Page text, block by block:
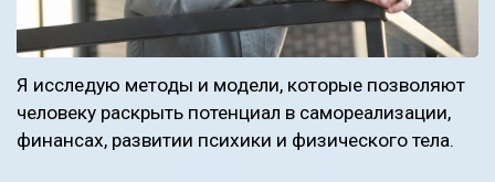
Я исследую методы и модели, которые позволяют
человеку раскрыть потенциал в самореализации,
финансах, развитии психики и физического тела.